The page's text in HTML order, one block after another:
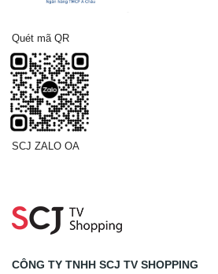
Quét mã QR
SCJ ZALO OA
CÔNG TY TNHH SCJ TV SHOPPING